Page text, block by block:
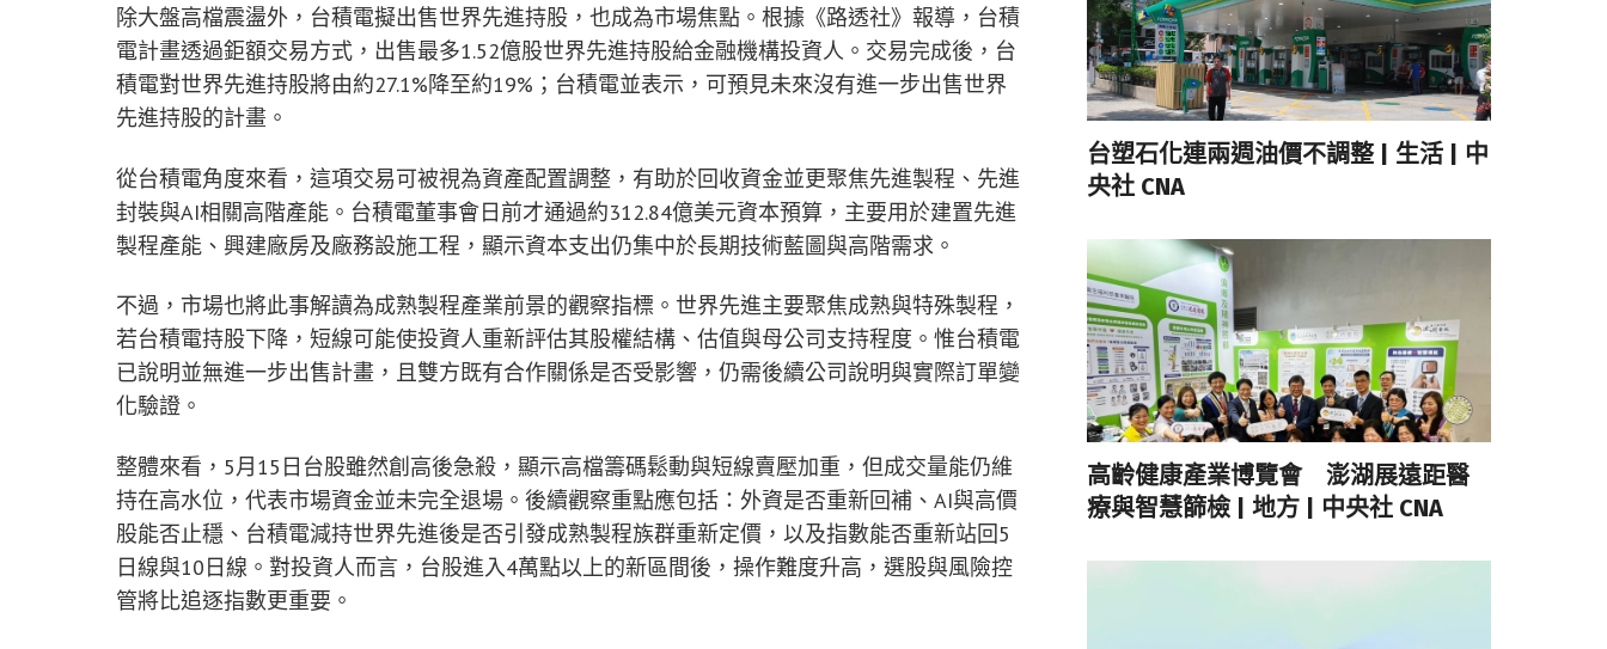
除大盤高檔震盪外，台積電擬出售世界先進持股，也成為市場焦點。根據《路透社》報導，台積
電計畫透過鉅額交易方式，出售最多1.52億股世界先進持股給金融機構投資人。交易完成後，台
積電對世界先進持股將由約27.1%降至約19%；台積電並表示，可預見未來沒有進一步出售世界
先進持股的計畫。
從台積電角度來看，這項交易可被視為資產配置調整，有助於回收資金並更聚焦先進製程、先進
封裝與AI相關高階產能。台積電董事會日前才通過約312.84億美元資本預算，主要用於建置先進
製程產能、興建廠房及廠務設施工程，顯示資本支出仍集中於長期技術藍圖與高階需求。
不過，市場也將此事解讀為成熟製程產業前景的觀察指標。世界先進主要聚焦成熟與特殊製程，
若台積電持股下降，短線可能使投資人重新評估其股權結構、估值與母公司支持程度。惟台積電
已說明並無進一步出售計畫，且雙方既有合作關係是否受影響，仍需後續公司說明與實際訂單變
化驗證。
整體來看，5月15日台股雖然創高後急殺，顯示高檔籌碼鬆動與短線賣壓加重，但成交量能仍維
持在高水位，代表市場資金並未完全退場。後續觀察重點應包括：外資是否重新回補、AI與高價
股能否止穩、台積電減持世界先進後是否引發成熟製程族群重新定價，以及指數能否重新站回5
日線與10日線。對投資人而言，台股進入4萬點以上的新區間後，操作難度升高，選股與風險控
管將比追逐指數更重要。
台塑石化連兩週油價不調整 | 生活 | 中
央社 CNA
高齡健康產業博覽會 澎湖展遠距醫
療與智慧篩檢 | 地方 | 中央社 CNA